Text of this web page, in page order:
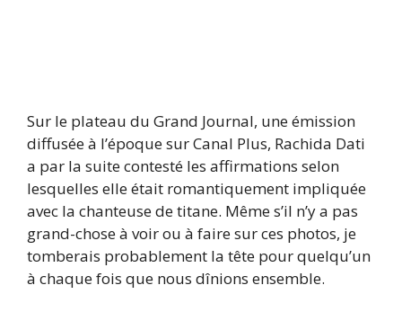
Sur le plateau du Grand Journal, une émission
diffusée à l’époque sur Canal Plus, Rachida Dati
a par la suite contesté les affirmations selon
lesquelles elle était romantiquement impliquée
avec la chanteuse de titane. Même s’il n’y a pas
grand-chose à voir ou à faire sur ces photos, je
tomberais probablement la tête pour quelqu’un
à chaque fois que nous dînions ensemble.